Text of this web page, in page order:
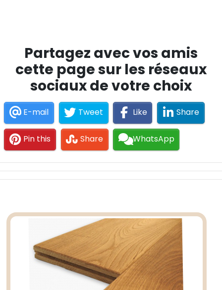
Partagez avec vos amis
cette page sur les réseaux
sociaux de votre choix
E-mail Tweet Like Share
Pin this Share WhatsApp